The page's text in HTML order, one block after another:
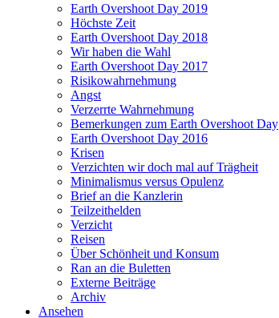
Earth Overshoot Day 2019
Höchste Zeit
Earth Overshoot Day 2018
Wir haben die Wahl
Earth Overshoot Day 2017
Risikowahrnehmung
Angst
Verzerrte Wahrnehmung
Bemerkungen zum Earth Overshoot Day
Earth Overshoot Day 2016
Krisen
Verzichten wir doch mal auf Trägheit
Minimalismus versus Opulenz
Brief an die Kanzlerin
Teilzeithelden
Verzicht
Reisen
Über Schönheit und Konsum
Ran an die Buletten
Externe Beiträge
Archiv
Ansehen